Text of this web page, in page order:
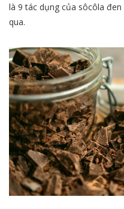
là 9 tác dụng của sôcôla
qua.